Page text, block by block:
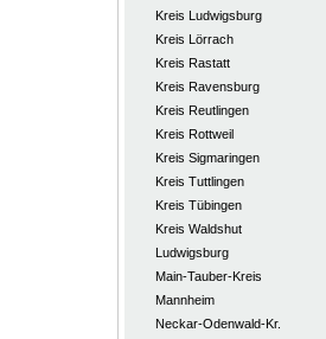
Kreis Ludwigsburg
Kreis Lörrach
Kreis Rastatt
Kreis Ravensburg
Kreis Reutlingen
Kreis Rottweil
Kreis Sigmaringen
Kreis Tuttlingen
Kreis Tübingen
Kreis Waldshut
Ludwigsburg
Main-Tauber-Kreis
Mannheim
Neckar-Odenwald-Kr.